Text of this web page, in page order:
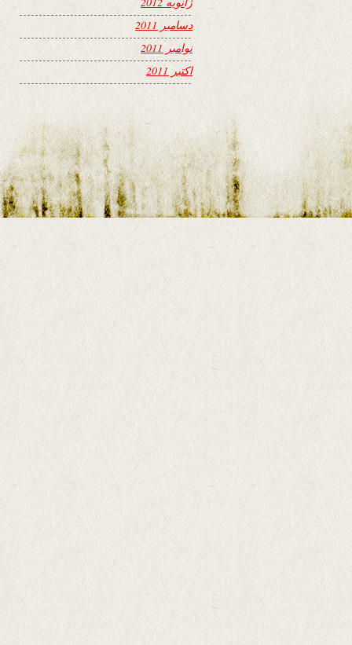
دسامبر 2011
نوامبر 2011
اکتبر 2011